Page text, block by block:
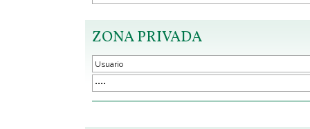
ZONA PRIVADA